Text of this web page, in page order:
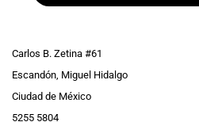
Carlos B. Zetina #61
Escandón, Miguel Hidalgo
Ciudad de México
5255 5804